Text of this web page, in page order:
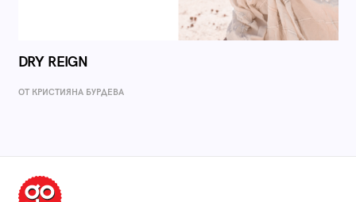
DRY REIGN
ОТ КРИСТИЯНА БУРДЕВА